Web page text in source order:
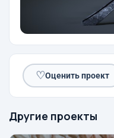
♡Оценить проект
Другие проекты